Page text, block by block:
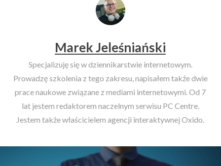
Marek Jeleśniański
Specjalizuję się w dziennikarstwie internetowym.
Prowadzę szkolenia z tego zakresu, napisałem także dwie
prace naukowe związane z mediami internetowymi. Od 7
lat jestem redaktorem naczelnym serwisu PC Centre.
Jestem także właścicielem agencji interaktywnej Oxido.